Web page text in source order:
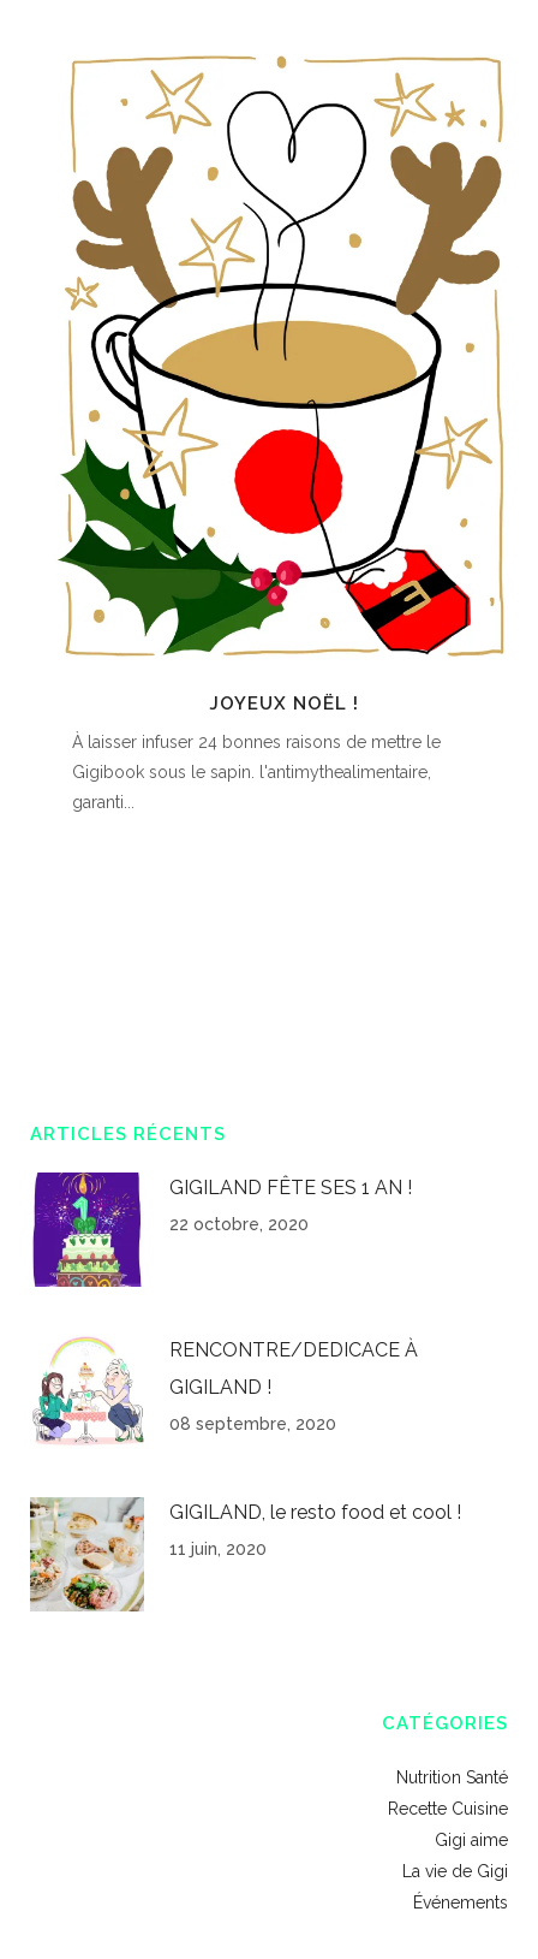
JOYEUX NOËL !
À laisser infuser 24 bonnes raisons de mettre le
Gigibook sous le sapin. l'antimythealimentaire,
garanti...
ARTICLES RÉCENTS
GIGILAND FÊTE SES 1 AN !
22 octobre, 2020
RENCONTRE/DEDICACE À
GIGILAND !
08 septembre, 2020
GIGILAND, le resto food et cool !
11 juin, 2020
CATÉGORIES
Nutrition Santé
Recette Cuisine
Gigi aime
La vie de Gigi
Événements